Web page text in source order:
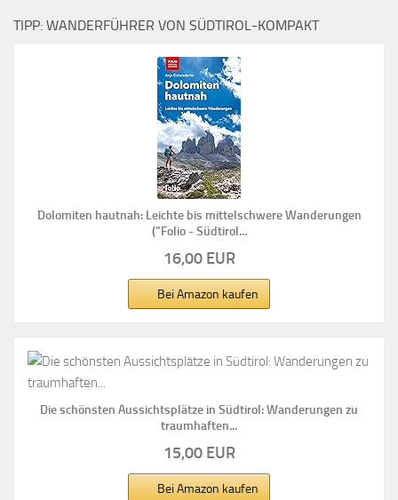
TIPP: WANDERFÜHRER VON SÜDTIROL-KOMPAKT
Dolomiten hautnah: Leichte bis mittelschwere Wanderungen
("Folio - Südtirol...
16,00 EUR
Bei Amazon kaufen
Die schönsten Aussichtsplätze in Südtirol: Wanderungen zu
traumhaften...
15,00 EUR
Bei Amazon kaufen